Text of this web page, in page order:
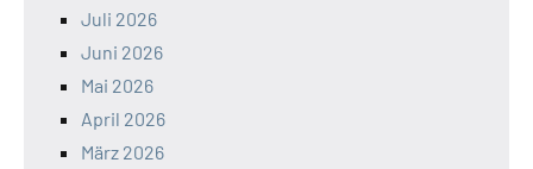
Juli 2026
Juni 2026
Mai 2026
April 2026
März 2026